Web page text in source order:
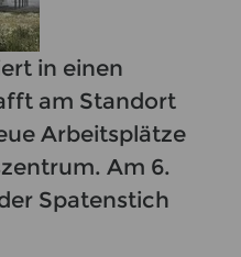
in einen
am Standort
Arbeitsplätze
Am 6.
Spatenstich